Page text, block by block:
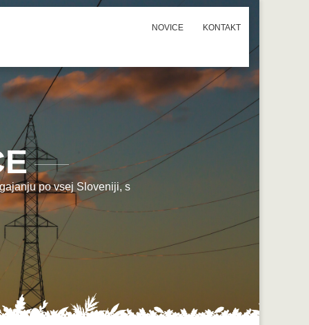
NOVICE KONTAKT
po vsej Sloveniji, s